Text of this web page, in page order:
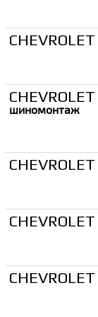
CHEVROLET
CHEVROLET
шиномонтаж
CHEVROLET
CHEVROLET
CHEVROLET